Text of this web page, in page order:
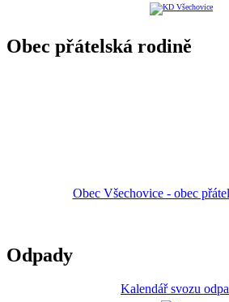
Obec přátelská rodině
Obec Všechovice - obec
Odpady
Kalendář svozu